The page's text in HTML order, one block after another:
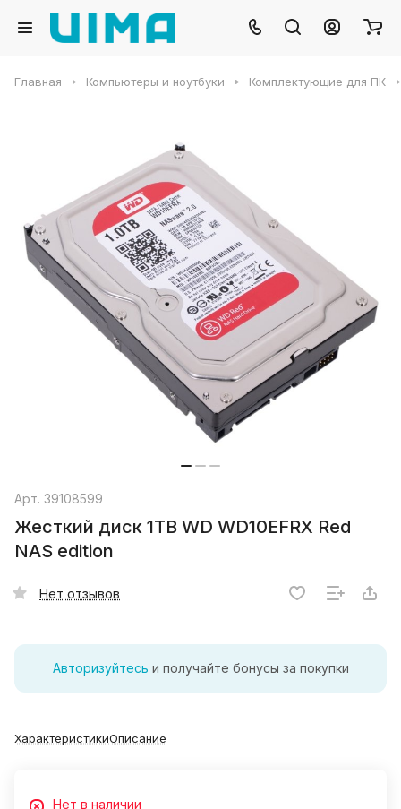
Главная Компьютеры и ноутбуки Комплектующие для ПК
Арт. 39108599
Жесткий диск 1TB WD WD10EFRX Red
NAS edition
Нет отзывов
Авторизуйтесь и получайте бонусы за покупки
ХарактеристикиОписание
Нет в наличии